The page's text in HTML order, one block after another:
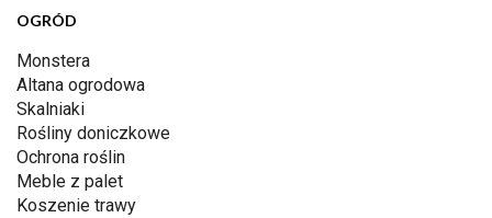
OGRÓD
Monstera
Altana ogrodowa
Skalniaki
Rośliny doniczkowe
Ochrona roślin
Meble z palet
Koszenie trawy